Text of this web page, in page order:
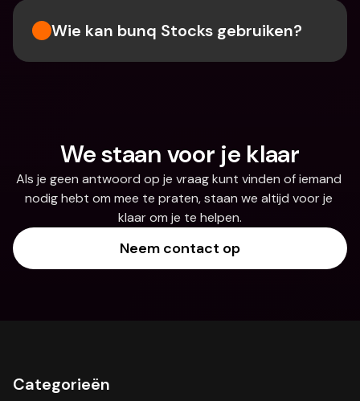
Wie kan bunq Stocks gebruiken?
We staan voor je klaar
Als je geen antwoord op je vraag kunt vinden of iemand
nodig hebt om mee te praten, staan we altijd voor je
klaar om je te helpen.
Neem contact op
Categorieën